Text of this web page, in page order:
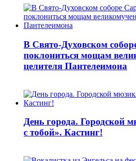
В Свято-Духовском
поклониться мощам
целителя Пантелеимона
День города. Городской
с тобой». Кастинг!